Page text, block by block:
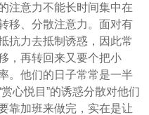
注意力不能长时间集中在
移、分散注意力。面对有
抗力去抵制诱惑，因此常
，再转回来又要个把小
。他们的日子常常是一半
心悦目”的诱惑分散对他们
靠加班来做完，实在是让